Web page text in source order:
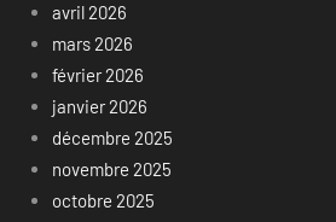
avril 2026
mars 2026
février 2026
janvier 2026
décembre 2025
novembre 2025
octobre 2025